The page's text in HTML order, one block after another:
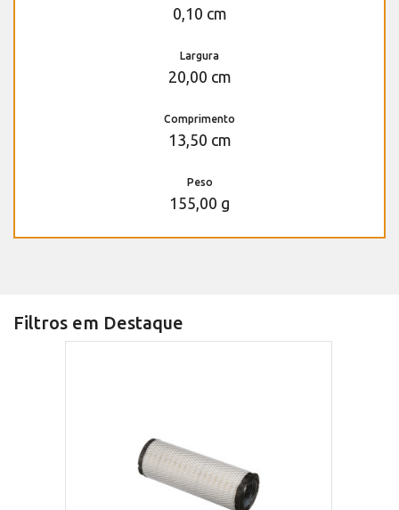
0,10 cm
Largura
20,00 cm
Comprimento
13,50 cm
Peso
155,00 g
Filtros em Destaque